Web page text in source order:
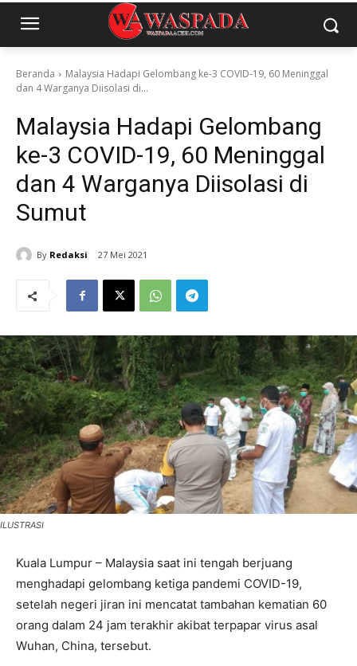
Beranda
Malaysia Hadapi Gelombang ke-3 COVID-19, 60 Meninggal
dan 4 Warganya Diisolasi di...
Malaysia Hadapi Gelombang
ke-3 COVID-19, 60 Meninggal
dan 4 Warganya Diisolasi di
Sumut
By Redaksi 27 Mei 2021
ILUSTRASI
Kuala Lumpur – Malaysia saat ini tengah berjuang
menghadapi gelombang ketiga pandemi COVID-19,
setelah negeri jiran ini mencatat tambahan kematian 60
orang dalam 24 jam terakhir akibat terpapar virus asal
Wuhan, China, tersebut.